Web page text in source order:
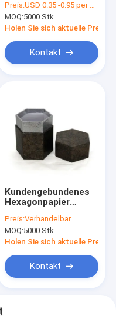
Papierrohr mit Eisen-
Kappe für
Tee/Kaffee
Preis:USD 0.35 -0.95 per unit
MOQ:5000 Stk
Holen Sie sich aktuelle Preis
Kontakt
Kundengebundenes
Hexagonpapier
Verpacken für
Kaffee,
Preis:Verhandelbar
MOQ:5000 Stk
Holen Sie sich aktuelle Preis
Kontakt